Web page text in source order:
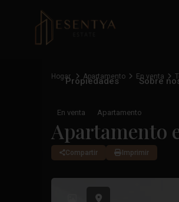
Propiedades Sobre
Hogar Apartamento En venta
En venta Apartamento
Apartamento
Compartir Imprimir